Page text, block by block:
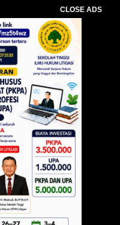
CLOSE ADS